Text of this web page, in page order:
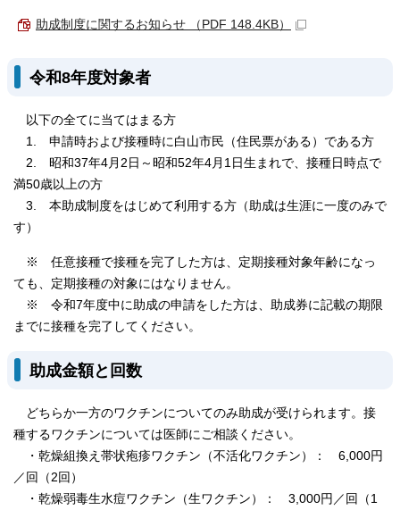
助成制度に関するお知らせ （PDF 148.4KB）
令和8年度対象者
以下の全てに当てはまる方
1. 申請時および接種時に白山市民（住民票がある）である方
2. 昭和37年4月2日～昭和52年4月1日生まれで、接種日時点で
満50歳以上の方
3. 本助成制度をはじめて利用する方（助成は生涯に一度のみで
す）
※ 任意接種で接種を完了した方は、定期接種対象年齢になっ
ても、定期接種の対象にはなりません。
※ 令和7年度中に助成の申請をした方は、助成券に記載の期限
までに接種を完了してください。
助成金額と回数
どちらか一方のワクチンについてのみ助成が受けられます。接
種するワクチンについては医師にご相談ください。
・乾燥組換え帯状疱疹ワクチン（不活化ワクチン）： 6,000円
／回（2回）
・乾燥弱毒生水痘ワクチン（生ワクチン）： 3,000円／回（1